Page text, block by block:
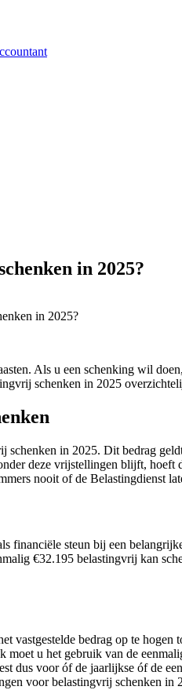
in 2025?
in 2025?
Als u een schenking wil
schenken in 2025
in 2025. Dit bedrag
deze vrijstellingen blijft,
nooit of de Belastingdienst
financiële steun bij een
€32.195 belastingvrij kan
vastgestelde bedrag op te
moet u het gebruik van de
dus voor óf de jaarlijkse óf de
voor belastingvrij schenken in